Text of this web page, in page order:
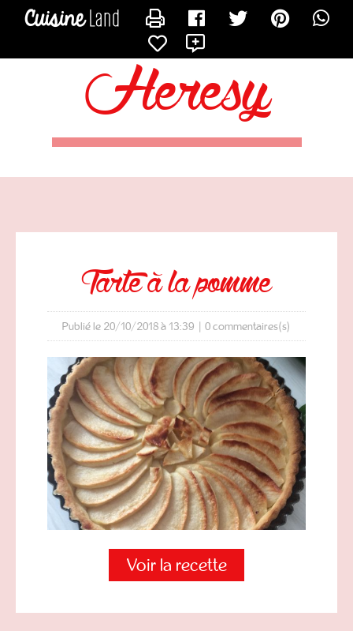
heresy
tarte à la pomme
Publié le 20/10/2018 à 13:39 0commentaires(s)
Voir la recette
CONTACTER HERESYRECIPE